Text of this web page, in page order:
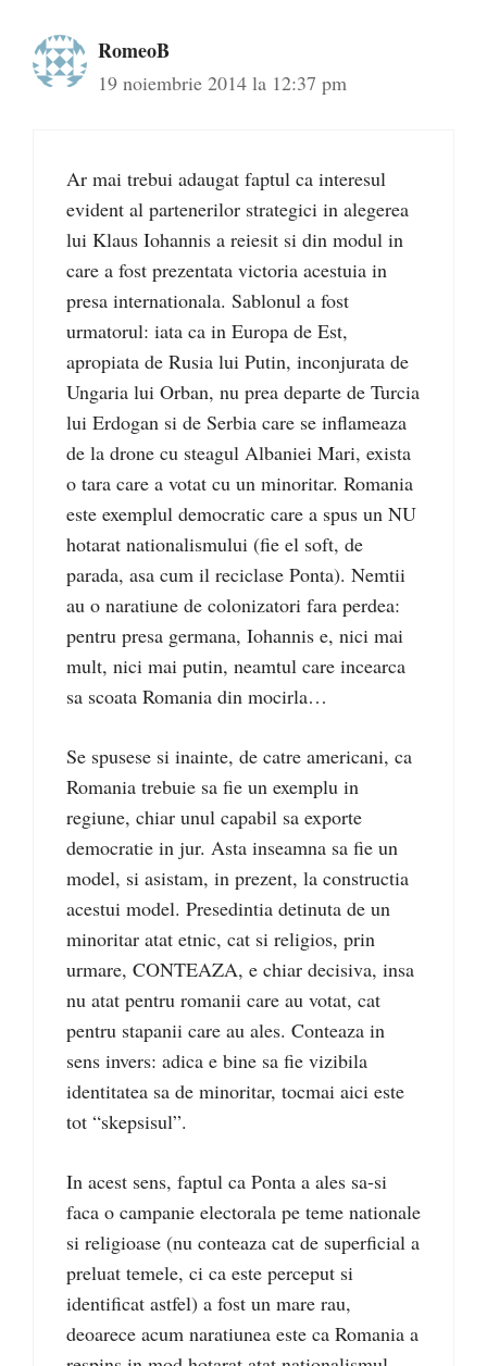
RomeoB
19 noiembrie 2014 la 12:37 pm
Ar mai trebui adaugat faptul ca interesul
evident al partenerilor strategici in alegerea
lui Klaus Iohannis a reiesit si din modul in
care a fost prezentata victoria acestuia in
presa internationala. Sablonul a fost
urmatorul: iata ca in Europa de Est,
apropiata de Rusia lui Putin, inconjurata de
Ungaria lui Orban, nu prea departe de Turcia
lui Erdogan si de Serbia care se inflameaza
de la drone cu steagul Albaniei Mari, exista
o tara care a votat cu un minoritar. Romania
este exemplul democratic care a spus un NU
hotarat nationalismului (fie el soft, de
parada, asa cum il reciclase Ponta). Nemtii
au o naratiune de colonizatori fara perdea:
pentru presa germana, Iohannis e, nici mai
mult, nici mai putin, neamtul care incearca
sa scoata Romania din mocirla…
Se spusese si inainte, de catre americani, ca
Romania trebuie sa fie un exemplu in
regiune, chiar unul capabil sa exporte
democratie in jur. Asta inseamna sa fie un
model, si asistam, in prezent, la constructia
acestui model. Presedintia detinuta de un
minoritar atat etnic, cat si religios, prin
urmare, CONTEAZA, e chiar decisiva, insa
nu atat pentru romanii care au votat, cat
pentru stapanii care au ales. Conteaza in
sens invers: adica e bine sa fie vizibila
identitatea sa de minoritar, tocmai aici este
tot “skepsisul”.
In acest sens, faptul ca Ponta a ales sa-si
faca o campanie electorala pe teme nationale
si religioase (nu conteaza cat de superficial a
preluat temele, ci ca este perceput si
identificat astfel) a fost un mare rau,
deoarece acum naratiunea este ca Romania a